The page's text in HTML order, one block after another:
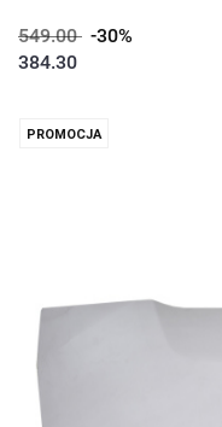
549.00 -30%
384.30
PROMOCJA